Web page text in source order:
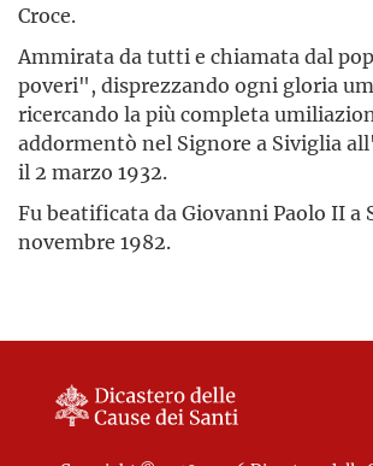
Croce.
Ammirata da tutti e chiamata dal
poveri", disprezzando ogni gloria
ricercando la più completa
addormentò nel Signore a Siviglia
il 2 marzo 1932.
Fu beatificata da Giovanni Paolo II a
novembre 1982.